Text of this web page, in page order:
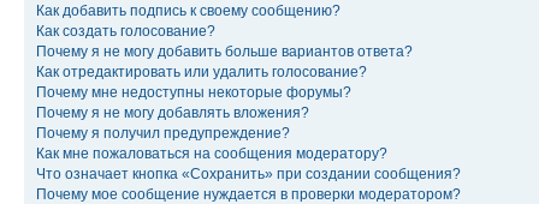
Как добавить подпись к своему сообщению?
Как создать голосование?
Почему я не могу добавить больше вариантов ответа?
Как отредактировать или удалить голосование?
Почему мне недоступны некоторые форумы?
Почему я не могу добавлять вложения?
Почему я получил предупреждение?
Как мне пожаловаться на сообщения модератору?
Что означает кнопка «Сохранить» при создании сообщения?
Почему мое сообщение нуждается в проверки модератором?